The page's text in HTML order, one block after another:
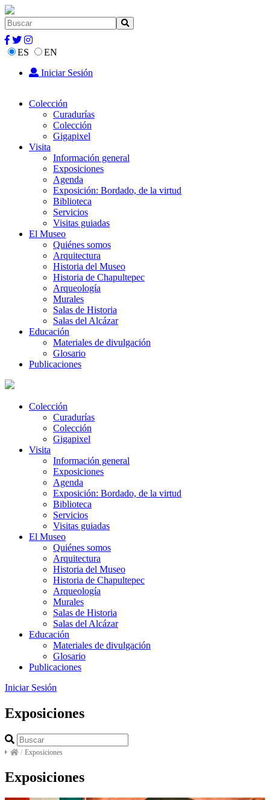
ES
EN
Iniciar Sesión
Colección
Curadurías
Colección
Gigapixel
Visita
Información general
Exposiciones
Agenda
Exposición: Bordado, de la virtud
Biblioteca
Servicios
Visitas guiadas
El Museo
Quiénes somos
Arquitectura
Historia del Museo
Historia de Chapultepec
Arqueología
Murales
Salas de Historia
Salas del Alcázar
Educación
Materiales de divulgación
Glosario
Publicaciones
Colección
Curadurías
Colección
Gigapixel
Visita
Información general
Exposiciones
Agenda
Exposición: Bordado, de la virtud
Biblioteca
Servicios
Visitas guiadas
El Museo
Quiénes somos
Arquitectura
Historia del Museo
Historia de Chapultepec
Arqueología
Murales
Salas de Historia
Salas del Alcázar
Educación
Materiales de divulgación
Glosario
Publicaciones
Iniciar Sesión
Exposiciones
/ Exposiciones
Exposiciones